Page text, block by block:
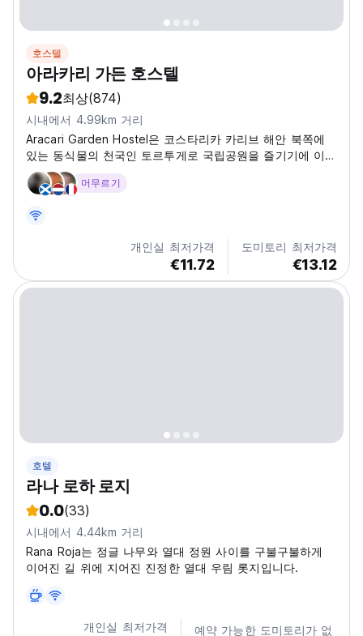
호스텔
아라카리 가든 호스텔
9.2최상(874)
시내에서 4.99km 거리
Aracari Garden Hostel은 코스타리카 카리브 해안 북쪽에
있는 동식물의 천국인 토르투게로 국립공원을 즐기기에 이상
적인 장소입니다.
머무르기
개인실 최저가격
€11.72
도미토리 최저가격
€13.12
호텔
라나 로하 로지
0.0(33)
시내에서 4.44km 거리
Rana Roja는 정글 나무와 열대 정원 사이를 구불구불하게
이어진 길 위에 지어진 진정한 열대 우림 롯지입니다.
개인실 최저가격 예약 가능한 도미토리가 없